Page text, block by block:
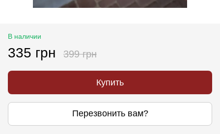
В наличии
335 грн 399 грн
Купить
Перезвонить вам?